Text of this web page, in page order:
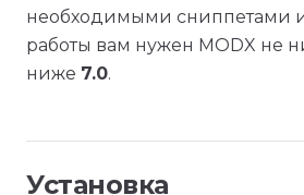
необходимыми сниппетами
работы вам нужен MODX не
ниже 7.0.
Установка